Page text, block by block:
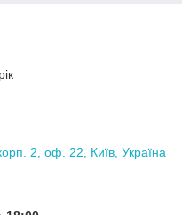
2, оф. 22, Київ, Україна